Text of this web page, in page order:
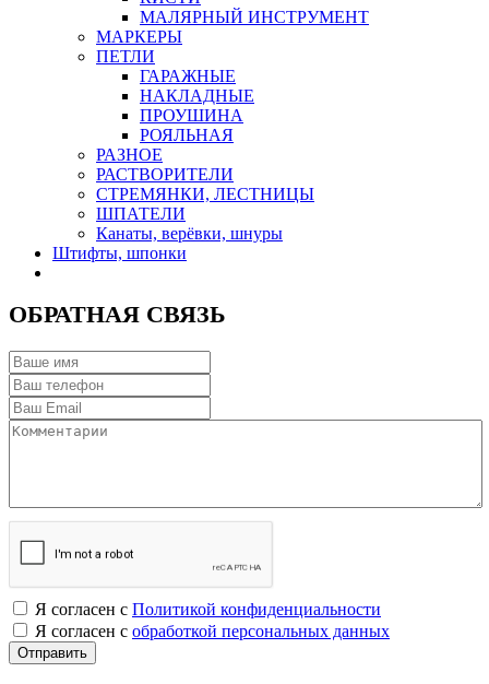
МАЛЯРНЫЙ ИНСТРУМЕНТ
МАРКЕРЫ
ПЕТЛИ
ГАРАЖНЫЕ
НАКЛАДНЫЕ
ПРОУШИНА
РОЯЛЬНАЯ
РАЗНОЕ
РАСТВОРИТЕЛИ
СТРЕМЯНКИ, ЛЕСТНИЦЫ
ШПАТЕЛИ
Канаты, верёвки, шнуры
Штифты, шпонки
ОБРАТНАЯ СВЯЗЬ
Я согласен с Политикой конфиденциальности
Я согласен с обработкой персональных данных